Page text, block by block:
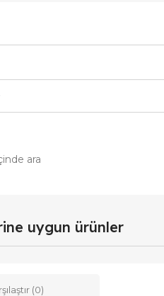
ara
uygun ürünler
(0)